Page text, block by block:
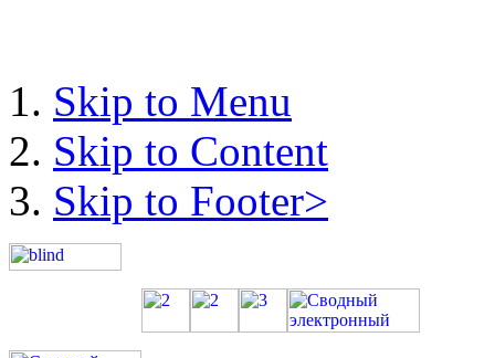
Skip to Menu
Skip to Content
Skip to Footer>